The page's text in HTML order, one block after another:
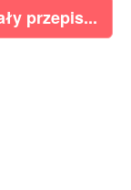
przepis...